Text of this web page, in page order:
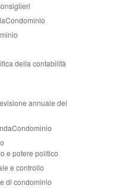
della contabilità
annuale del
e potere politico
e controllo
di condominio